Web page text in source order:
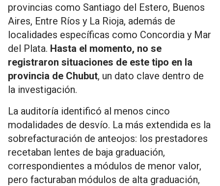
provincias como Santiago del Estero, Buenos
Aires, Entre Ríos y La Rioja, además de
localidades específicas como Concordia y Mar
del Plata. Hasta el momento, no se
registraron situaciones de este tipo en la
provincia de Chubut, un dato clave dentro de
la investigación.
La auditoría identificó al menos cinco
modalidades de desvío. La más extendida es la
sobrefacturación de anteojos: los prestadores
recetaban lentes de baja graduación,
correspondientes a módulos de menor valor,
pero facturaban módulos de alta graduación,